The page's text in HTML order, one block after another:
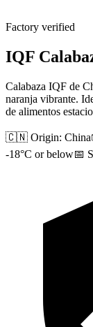
Factory verified
IQF
Calabaza IQF de
naranja vibrante.
de alimentos
🇨🇳 Origin: China
-18°C or below📅